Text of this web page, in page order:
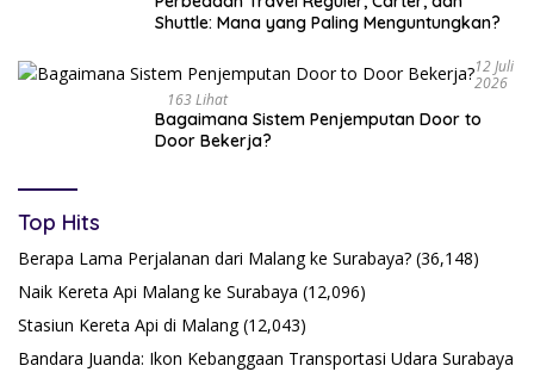
Shuttle: Mana yang Paling Menguntungkan?
12 Juli
2026
163 Lihat
Bagaimana Sistem Penjemputan Door to
Door Bekerja?
Top Hits
Berapa Lama Perjalanan dari Malang ke Surabaya? (36,148)
Naik Kereta Api Malang ke Surabaya (12,096)
Stasiun Kereta Api di Malang (12,043)
Bandara Juanda: Ikon Kebanggaan Transportasi Udara Surabaya